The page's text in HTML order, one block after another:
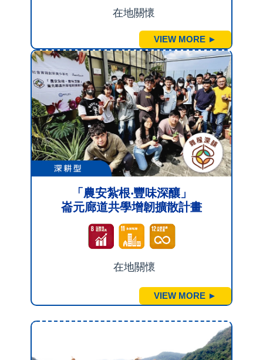
在地關懷
VIEW MORE ►
「農安紮根‧豐味深釀」
崙元廊道共學增韌擴散計畫
在地關懷
VIEW MORE ►